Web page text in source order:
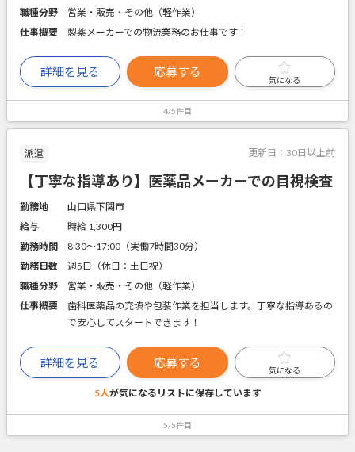
職種分野
営業・販売・その他（軽作業）
仕事概要
製薬メーカーでの物流業務のお仕事です！
詳細を見る 応募する
気になる
4/5件目
派遣 更新日： 30日以上前
【丁寧な指導あり】医薬品メーカーでの目視検査
勤務地
山口県下関市
給与
時給 1,300円
勤務時間
8:30～17:00（実働7時間30分）
勤務日数
週5日（休日：土日祝）
職種分野
営業・販売・その他（軽作業）
仕事概要
歯科医薬品の充填や包装作業を担当します。丁寧な指導あるの
で安心してスタートできます！
詳細を見る 応募する
気になる
5人が気になるリストに保存しています
5/5件目